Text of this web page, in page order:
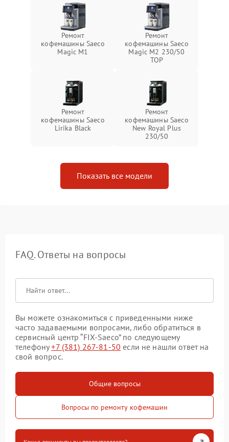
Ремонт
кофемашины Saeco
Magic M1
Ремонт
кофемашины Saeco
Magic M2 230/50
TOP
Ремонт
кофемашины Saeco
Lirika Black
Ремонт
кофемашины Saeco
New Royal Plus
230/50
Показать все модели
FAQ. Ответы на вопросы
Вы можете ознакомиться с приведенными ниже
часто задаваемыми вопросами, либо обратиться в
сервисный центр “FIX-Saeco” по следующему
телефону+7 (381) 267-81-50 если не нашли ответ на
свой вопрос.
Общие вопросы
Вопросы по ремонту кофемашин